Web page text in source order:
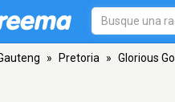
» Pretoria » Glorious